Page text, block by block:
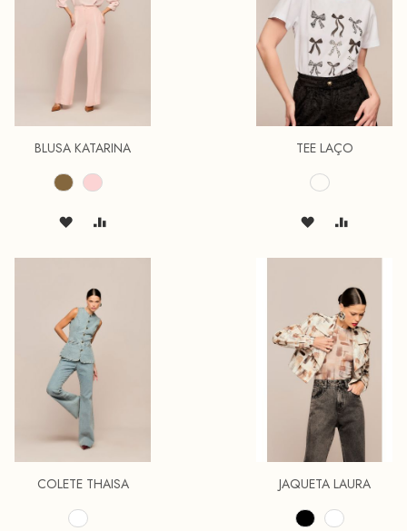
BLUSA KATARINA TEE LAÇO
COLETE THAISA JAQUETA LAURA